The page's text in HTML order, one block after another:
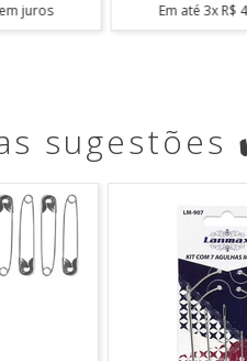
juros Em até3xR$
sugestões